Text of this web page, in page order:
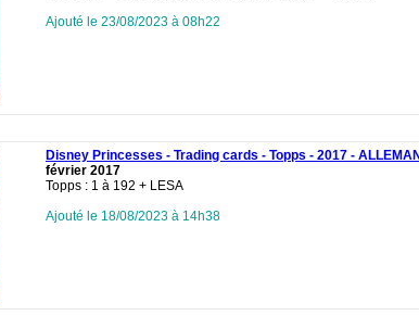
Ajouté le 23/08/2023 à 08h22
Disney Princesses - Trading cards - Topps - 2017 -
février 2017
Topps : 1 à 192 + LESA
Ajouté le 18/08/2023 à 14h38